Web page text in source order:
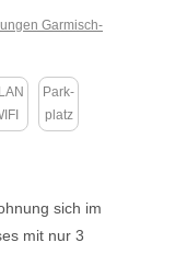
Garmisch-
Park-
platz
sich im
mit nur 3